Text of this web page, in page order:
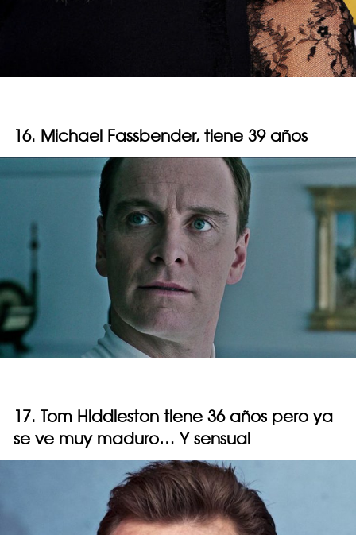
16. Michael Fassbender, tiene 39 años
17. Tom Hiddleston tiene 36 años pero ya
se ve muy maduro… Y sensual